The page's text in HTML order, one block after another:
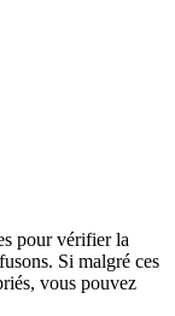
pour vérifier la
Si malgré ces
vous pouvez